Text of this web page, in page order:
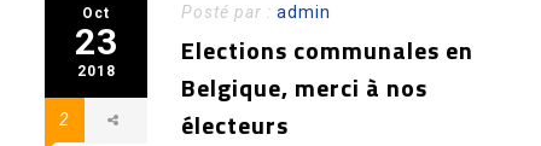
Oct
23
2018
2
Posté par :admin
Elections communales en
Belgique, merci à nos
électeurs